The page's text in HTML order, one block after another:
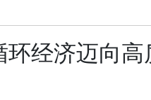
环经济迈向